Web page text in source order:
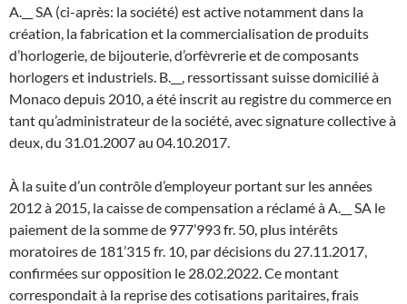
A.__ SA (ci-après: la société) est active notamment dans la
création, la fabrication et la commercialisation de produits
d’horlogerie, de bijouterie, d’orfèvrerie et de composants
horlogers et industriels. B.__, ressortissant suisse domicilié à
Monaco depuis 2010, a été inscrit au registre du commerce en
tant qu’administrateur de la société, avec signature collective à
deux, du 31.01.2007 au 04.10.2017.
À la suite d’un contrôle d’employeur portant sur les années
2012 à 2015, la caisse de compensation a réclamé à A.__ SA le
paiement de la somme de 977’993 fr. 50, plus intérêts
moratoires de 181’315 fr. 10, par décisions du 27.11.2017,
confirmées sur opposition le 28.02.2022. Ce montant
correspondait à la reprise des cotisations paritaires, frais